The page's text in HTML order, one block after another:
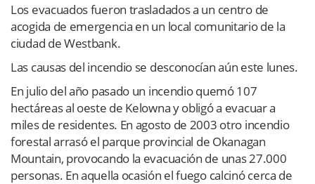
Los evacuados fueron trasladados a un centro de
acogida de emergencia en un local comunitario de la
ciudad de Westbank.
Las causas del incendio se desconocían aún este lunes.
En julio del año pasado un incendio quemó 107
hectáreas al oeste de Kelowna y obligó a evacuar a
miles de residentes. En agosto de 2003 otro incendio
forestal arrasó el parque provincial de Okanagan
Mountain, provocando la evacuación de unas 27.000
personas. En aquella ocasión el fuego calcinó cerca de